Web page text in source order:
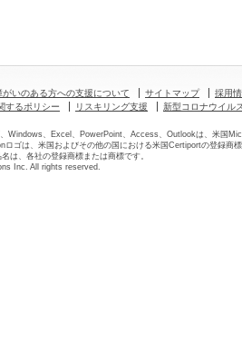
がいのある方への支援について サイトマップ
採用
するポリシー リスキリング支援 新型コロナウイル
、Excel、PowerPoint、Access、Outlookは、米国
ゴは、米国およびその他の国における米国Certiportの登録商
は、各社の登録商標または商標です。
Inc. All rights reserved.